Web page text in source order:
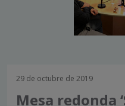
29 de octubre de 2019
Mesa redonda